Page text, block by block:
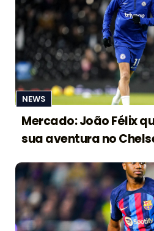
NEWS
Mercado: João Félix
sua aventura no